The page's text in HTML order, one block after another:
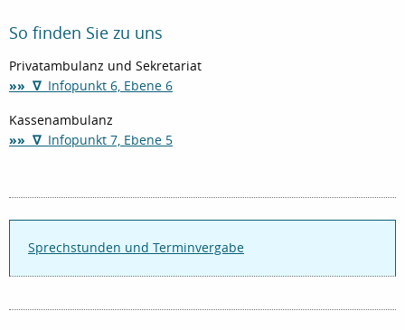
So finden Sie zu uns
Privatambulanz und Sekretariat
»» ∇ Infopunkt 6, Ebene 6
Kassenambulanz
»» ∇ Infopunkt 7, Ebene 5
Sprechstunden und Terminvergabe